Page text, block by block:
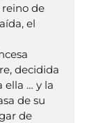
de
el
decidida
ella … y la
de su
de